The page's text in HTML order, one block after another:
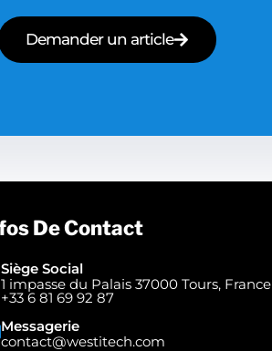
Demander un article
De Contact
Siège Social
1 impasse du Palais 37000 Tours, France
+33 6 81 69 92 87
Messagerie
contact@westitech.com